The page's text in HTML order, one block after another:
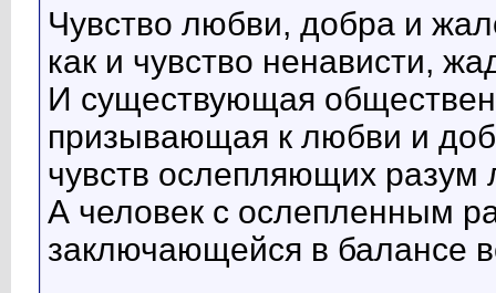
Чувство любви, добра и
как и чувство ненависти,
И существующая
призывающая к любви и
чувств ослепляющих разум
А человек с ослепленным
заключающейся в балансе